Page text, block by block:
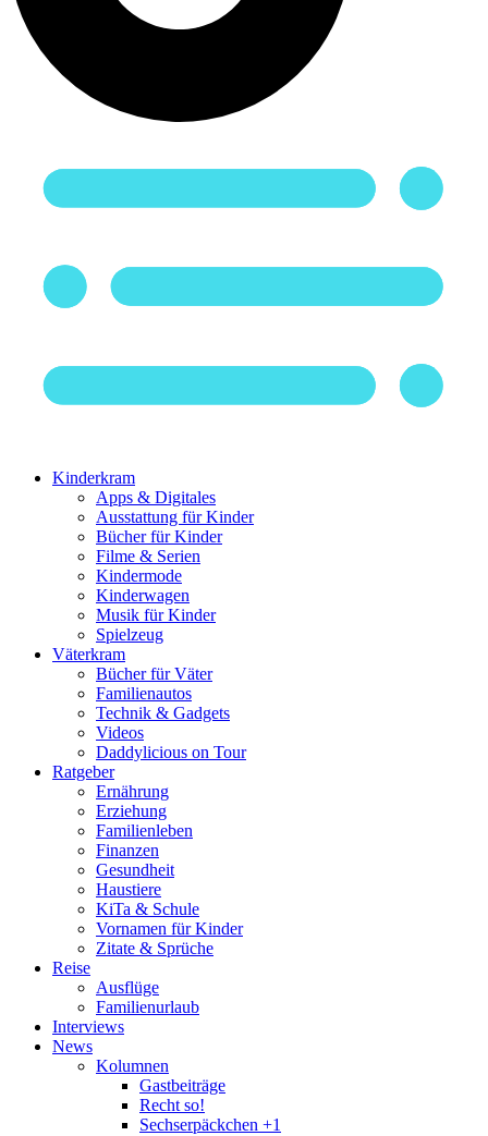
Kinderkram
Apps & Digitales
Ausstattung für Kinder
Bücher für Kinder
Filme & Serien
Kindermode
Kinderwagen
Musik für Kinder
Spielzeug
Väterkram
Bücher für Väter
Familienautos
Technik & Gadgets
Videos
Daddylicious on Tour
Ratgeber
Ernährung
Erziehung
Familienleben
Finanzen
Gesundheit
Haustiere
KiTa & Schule
Vornamen für Kinder
Zitate & Sprüche
Reise
Ausflüge
Familienurlaub
Interviews
News
Kolumnen
Gastbeiträge
Recht so!
Sechserpäckchen +1